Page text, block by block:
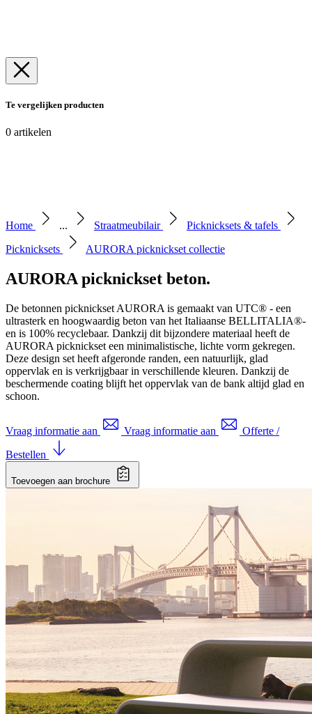
Te vergelijken producten
0 artikelen
Home ... Straatmeubilair
Picknicksets & tafels
Picknicksets
AURORA picknickset collectie
AURORA picknickset beton.
De betonnen picknickset AURORA is gemaakt van UTC® - een
ultrasterk en hoogwaardig beton van het Italiaanse BELLITALIA®-
en is 100% recyclebaar. Dankzij dit bijzondere materiaal heeft de
AURORA picknickset een minimalistische, lichte vorm gekregen.
Deze design set heeft afgeronde randen, een natuurlijk, glad
oppervlak en is verkrijgbaar in verschillende kleuren. Dankzij de
beschermende coating blijft het oppervlak van de bank altijd glad en
schoon.
Vraag informatie aan Vraag informatie aan
Offerte /
Bestellen
Toevoegen aan brochure